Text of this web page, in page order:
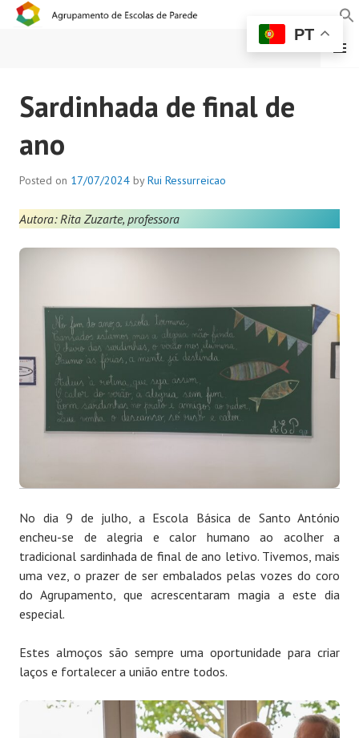
AGRUPAMENTO DE
ESCOLAS DE PAREDE
MENU
Sardinhada de final de
ano
Posted on 17/07/2024 byRui Ressurreicao
Autora: Rita Zuzarte, professora
No dia 9 de julho, a Escola Básica de Santo António
encheu-se de alegria e calor humano ao acolher a
tradicional sardinhada de final de ano letivo. Tivemos, mais
uma vez, o prazer de ser embalados pelas vozes do coro
do Agrupamento, que acrescentaram magia a este dia
especial.
Estes almoços são sempre uma oportunidade para criar
laços e fortalecer a união entre todos.
PT